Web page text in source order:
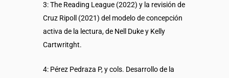
3: The Reading League (2022) y la revisión de
Cruz Ripoll (2021) del modelo de concepción
activa de la lectura, de Nell Duke y Kelly
Cartwritght.
4: Pérez Pedraza P, y cols. Desarrollo de la